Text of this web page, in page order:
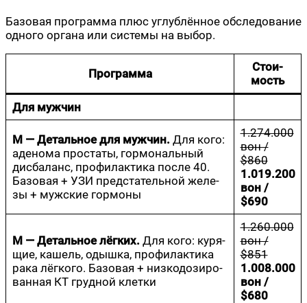
Базо­вая про­грам­ма плюс углуб­лён­ное обсле­до­ва­ние
одно­го орга­на или систе­мы на выбор.
Про­грам­ма
Сто­и­
мость
Для муж­чин
М — Деталь­ное для муж­чин.Для кого:
аде­но­ма про­ста­ты, гор­мо­наль­ный
дис­ба­ланс, про­фи­лак­ти­ка после 40.
Базо­вая + УЗИ пред­ста­тель­ной желе­
зы + муж­ские гормоны
1.274.000
вон /
$860
1.019.200
вон /
$690
М — Деталь­ное лёг­ких.Для кого: куря­
щие, кашель, одыш­ка, про­фи­лак­ти­ка
рака лёг­ко­го. Базо­вая + низ­ко­до­зи­ро­
ван­ная КТ груд­ной клетки
1.260.000
вон /
$851
1.008.000
вон /
$680